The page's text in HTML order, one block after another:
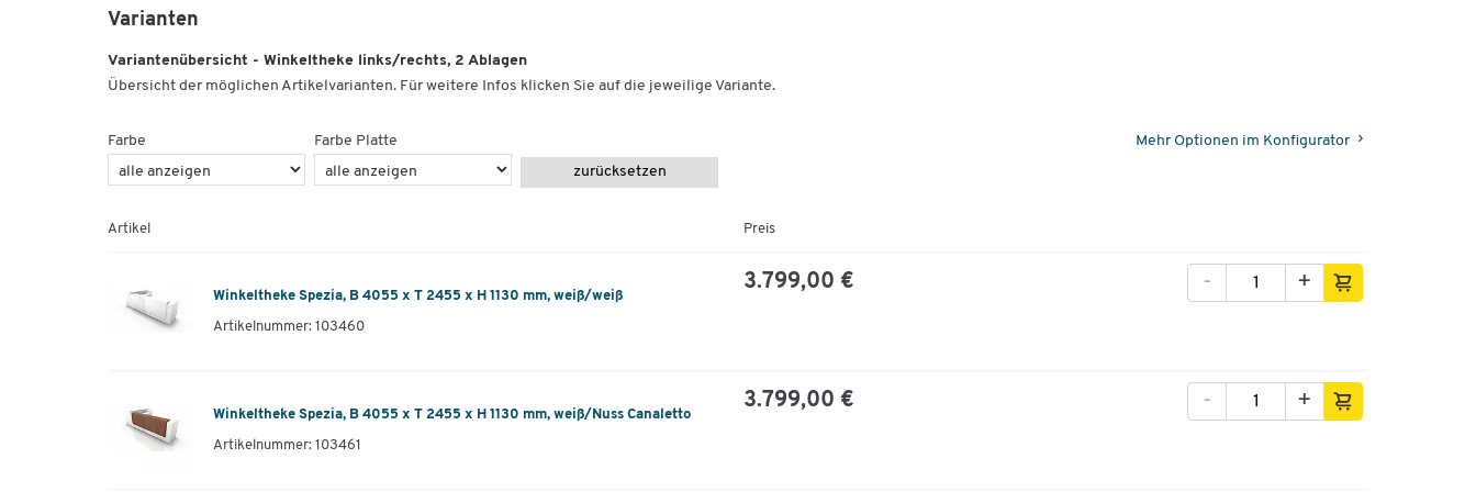
Varianten
Variantenübersicht - Winkeltheke links/rechts, 2 Ablagen
Übersicht der möglichen Artikelvarianten. Für weitere Infos klicken Sie auf die jeweilige Variante.
Farbe
Farbe Platte
zurücksetzen
Mehr Optionen im Konfigurator
Artikel Preis
Winkeltheke Spezia, B 4055 x T 2455 x H 1130 mm, weiß/weiß
Artikelnummer: 103460
3.799,00 € +
-
Winkeltheke Spezia, B 4055 x T 2455 x H 1130 mm, weiß/Nuss Canaletto
Artikelnummer: 103461
3.799,00 € +
-